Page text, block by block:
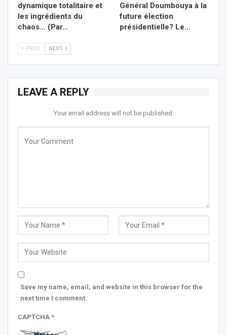
dynamique totalitaire et
les ingrédients du
chaos… (Par…
Général Doumbouya à la
future élection
présidentielle? Le…
PREV NEXT
LEAVE A REPLY
Your email address will not be published.
Save my name, email, and website in this browser for the
next time I comment.
CAPTCHA *